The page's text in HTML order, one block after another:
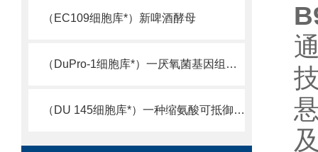
（EC109细胞库*）新啤酒酵母
（DuPro-1细胞库*）一厌氧菌基因组测序完成
（DU 145细胞库*）一种缩氨酸可抵御超级细菌